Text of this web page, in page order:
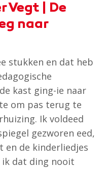
Vegt | De
naar
stukken en dat heb
kast ging-ie naar
om pas terug te
Ik voldeed
gezworen eed,
en de kinderliedjes
ik dat ding nooit